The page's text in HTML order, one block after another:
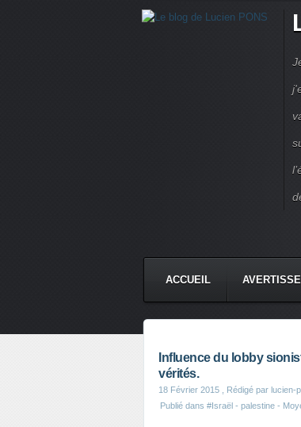
ACCUEIL
Influence du lobby
vérités.
18 Février 2015 , Rédigé par lucien-
Publié dans #Israël - palestine -